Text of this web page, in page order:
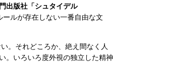
出版社「シュタイデル
ルが存在しない一番自由な文
。それどころか、絶え間なく人
。いろいろ度外視の独立した精神